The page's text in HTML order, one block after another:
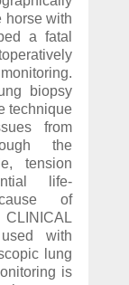
horse with
a fatal
biopsy
technique
from
the
tension
life-
of
with
lung
is